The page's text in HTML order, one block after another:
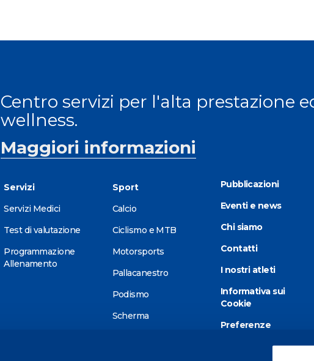
Centro servizi per l'alta prestazione
wellness.
Maggiori informazioni
Servizi
Servizi Medici
Test di valutazione
Programmazione
Allenamento
Sport
Calcio
Ciclismo e MTB
Motorsports
Pallacanestro
Podismo
Scherma
Pubblicazioni
Eventi e news
Chi siamo
Contatti
I nostri atleti
Informativa sui
Cookie
Preferenze